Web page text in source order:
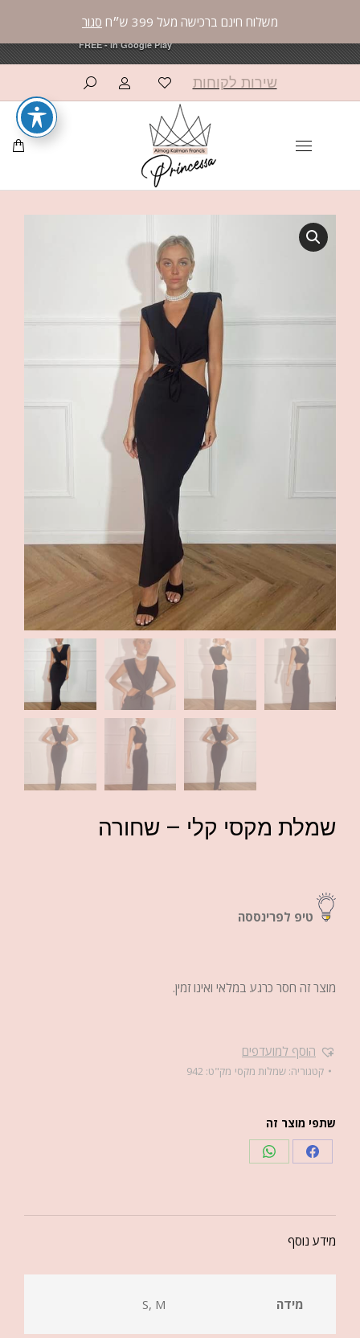
משלוח חינם ברכישה מעל 399 ש״ח סגור
שירות לקוחות
שמלת מקסי קלי – שחורה
טיפ לפרינססה
מוצר זה חסר כרגע במלאי ואינו זמין.
הוסף למועדפים
קטגוריה: שמלות מקסי מק"ט: 942
שתפי מוצר זה
מידע נוסף
מידה S, M
פרינססה פאשן
FREE - In Google Play
פרינססה פאשן
FREE - In Google Play